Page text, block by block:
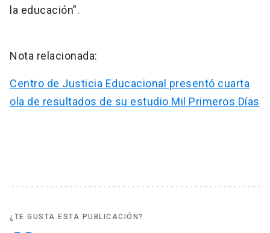
la educación”.
Nota relacionada:
Centro de Justicia Educacional presentó cuarta
ola de resultados de su estudio Mil Primeros Días
¿TE GUSTA ESTA PUBLICACIÓN?